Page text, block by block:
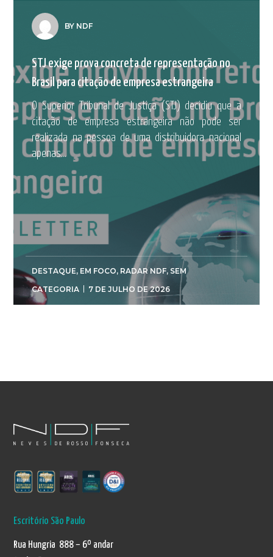
BY NDF
STJ exige prova concreta de representação no
Brasil para citação de empresa estrangeira
O Superior Tribunal de Justiça (STJ) decidiu que a
citação de empresa estrangeira não pode ser
realizada na pessoa de uma distribuidora nacional
apenas...
DESTAQUE, EM FOCO, RADAR NDF, SEM
CATEGORIA
7 DE JULHO DE 2026
Escritório São Paulo
Rua Hungria 888 – 6º andar